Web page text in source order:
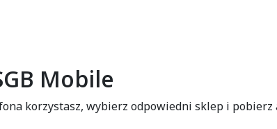
Mobile
korzystasz, wybierz odpowiedni sklep i pobierz